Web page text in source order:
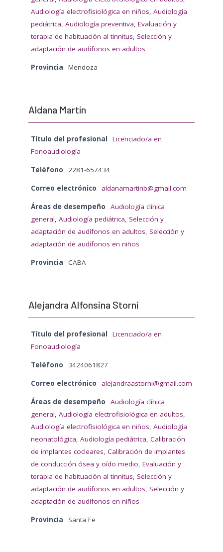
Audiología electrofisiológica en niños, Audiología
pediátrica, Audiología preventiva, Evaluación y
terapia de habituación al tinnitus, Selección y
adaptación de audífonos en adultos
Provincia Mendoza
Aldana Martín
Título del profesional
Licenciado/a en
Fonoaudiología
Teléfono 2281-657434
Correo electrónico aldanamartinb@gmail.com
Áreas de desempeño
Audiología clínica
general, Audiología pediátrica, Selección y
adaptación de audífonos en adultos, Selección y
adaptación de audífonos en niños
Provincia CABA
Alejandra Alfonsina Storni
Título del profesional
Licenciado/a en
Fonoaudiología
Teléfono 3424061827
Correo electrónico alejandraastorni@gmail.com
Áreas de desempeño
Audiología clínica
general, Audiología electrofisiológica en adultos,
Audiología electrofisiológica en niños, Audiología
neonatológica, Audiología pediátrica, Calibración
de implantes cocleares, Calibración de implantes
de conducción ósea y oído medio, Evaluación y
terapia de habituación al tinnitus, Selección y
adaptación de audífonos en adultos, Selección y
adaptación de audífonos en niños
Provincia Santa Fe